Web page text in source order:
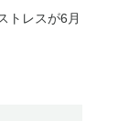
トレスが6月